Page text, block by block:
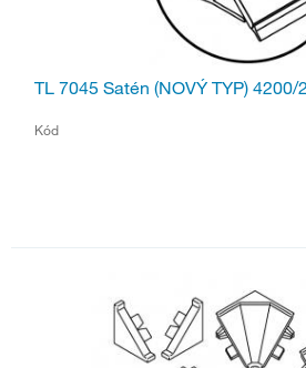
TL 7045 Satén (NOVÝ TYP) 4200/
Kód